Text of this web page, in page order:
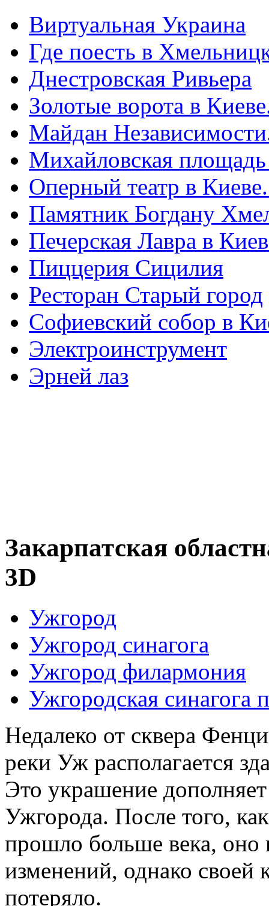
Виртуальная Украина
Где поесть в
Днестровская Ривьера
Золотые ворота в
Майдан
Михайловская
Оперный театр в
Памятник Богдану
Печерская Лавра в
Пиццерия Сицилия
Ресторан Старый город
Софиевский собор в
Электроинструмент
Эрней лаз
Закарпатская
3D
Ужгород
Ужгород синагога
Ужгород филармония
Ужгородская синагога
Недалеко от сквера
реки Уж располагается
Это украшение
Ужгорода. После того,
прошло больше века, оно
изменений, однако своей
потеряло.